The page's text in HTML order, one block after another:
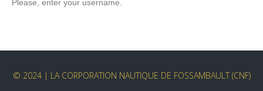
Please, enter your username.
© 2024 | LA CORPORATION NAUTIQUE DE FOSSAMBAULT (CNF)